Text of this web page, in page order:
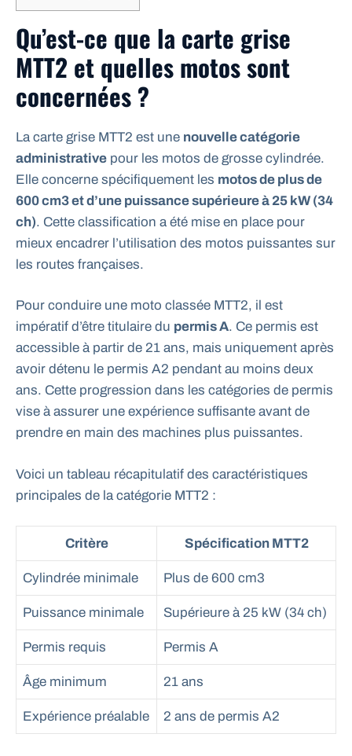
Qu’est-ce que la carte grise
MTT2 et quelles motos sont
concernées ?
La carte grise MTT2 est une nouvelle catégorie
administrative pour les motos de grosse cylindrée.
Elle concerne spécifiquement les motos de plus de
600 cm3 et d’une puissance supérieure à 25 kW (34
ch). Cette classification a été mise en place pour
mieux encadrer l’utilisation des motos puissantes sur
les routes françaises.
Pour conduire une moto classée MTT2, il est
impératif d’être titulaire du permis A. Ce permis est
accessible à partir de 21 ans, mais uniquement après
avoir détenu le permis A2 pendant au moins deux
ans. Cette progression dans les catégories de permis
vise à assurer une expérience suffisante avant de
prendre en main des machines plus puissantes.
Voici un tableau récapitulatif des caractéristiques
principales de la catégorie MTT2 :
Critère Spécification MTT2
Cylindrée minimale Plus de 600 cm3
Puissance minimale Supérieure à 25 kW (34 ch)
Permis requis Permis A
Âge minimum 21 ans
Expérience préalable 2 ans de permis A2